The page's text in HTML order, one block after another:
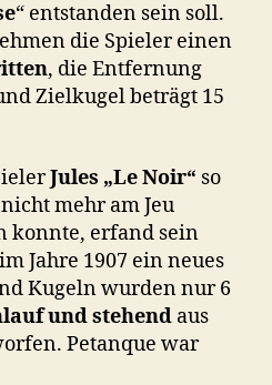
“ entstanden sein soll.
die Spieler einen
, die Entfernung
Zielkugel beträgt 15
Jules „Le Noir“ so
mehr am Jeu
konnte, erfand sein
im Jahre 1907 ein neues
Kugeln wurden nur 6
und stehend aus
Petanque war